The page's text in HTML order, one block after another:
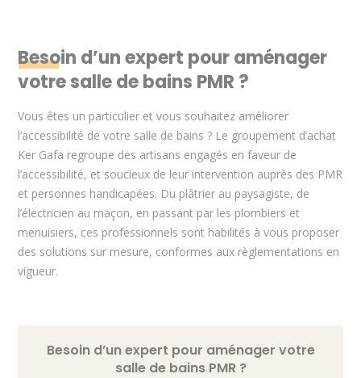
Besoin d’un expert pour aménager
votre salle de bains PMR ?
Vous êtes un particulier et vous souhaitez améliorer
l’accessibilité de votre salle de bains ? Le groupement d’achat
Ker Gafa regroupe des artisans engagés en faveur de
l’accessibilité, et soucieux de leur intervention auprès des PMR
et personnes handicapées. Du plâtrier au paysagiste, de
l’électricien au maçon, en passant par les plombiers et
menuisiers, ces professionnels sont habilités à vous proposer
des solutions sur mesure, conformes aux règlementations en
vigueur.
Besoin d’un expert pour aménager votre
salle de bains PMR ?